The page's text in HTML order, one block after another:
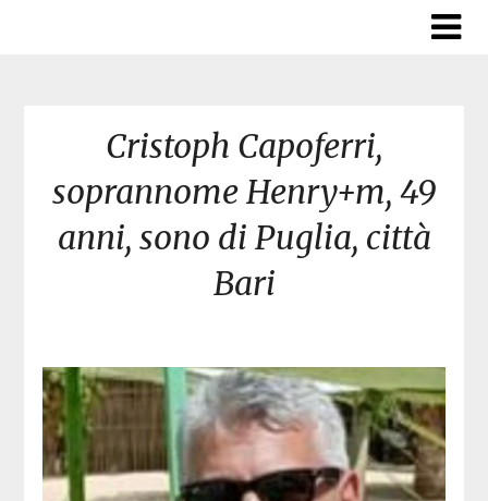
Cristoph Capoferri,
soprannome Henry+m, 49
anni, sono di Puglia, città
Bari